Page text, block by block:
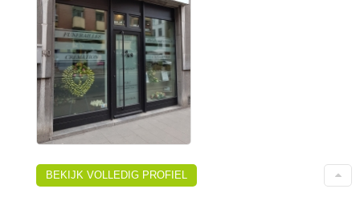
BEKIJK VOLLEDIG PROFIEL